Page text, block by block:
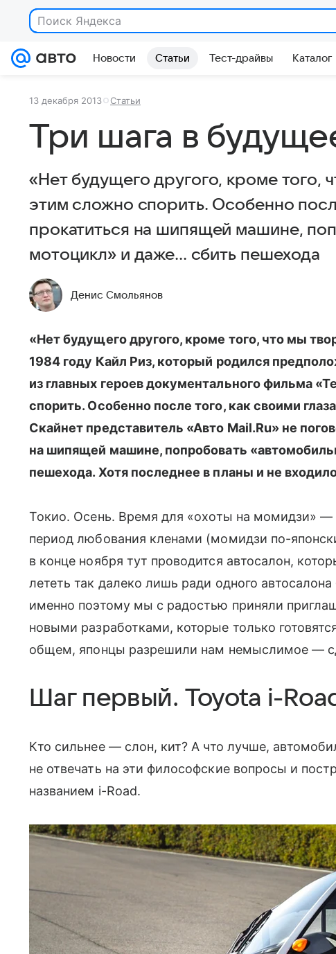
Поиск Яндекса
Новости Статьи Тест-драйвы Каталог
13 декабря 2013 Статьи
Три шага в
«Нет будущего другого, кроме того,
этим сложно спорить. Особенно
прокатиться на шипящей машине,
мотоцикл» и даже... сбить пешехода
Денис Смольянов
«Нет будущего другого, кроме того, что мы
1984 году Кайл Риз, который родился
из главных героев документального фильма
спорить. Особенно после того, как своими
Скайнет представитель «Авто Mail.Ru» не
на шипящей машине, попробовать
пешехода. Хотя последнее в планы и не
Токио. Осень. Время для «охоты на момидзи» —
период любования кленами (момидзи по-
в конце ноября тут проводится автосалон,
лететь так далеко лишь ради одного
именно поэтому мы с радостью приняли
новыми разработками, которые только
общем, японцы разрешили нам немыслимое —
Шаг первый. Toyota i-
Кто сильнее — слон, кит? А что лучше,
не отвечать на эти философские вопросы и
названием i-Road.